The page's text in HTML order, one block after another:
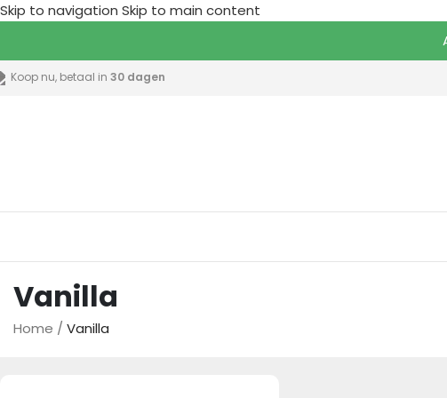
Skip to navigation Skip to main content
Koop nu, betaal in 30 dagen
Vanilla
Home / Vanilla